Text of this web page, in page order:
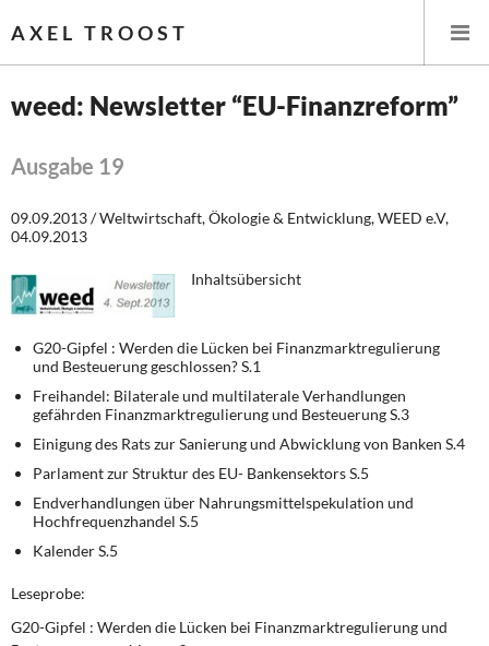
AXEL TROOST
Wirtschaftspolitik
Steuer- und Finanzpolitik
Öffentliche Infrastruktur und Daseinsvorsorge
Eurokrise und Griechenland
DIE LINKE
Weitere Themen
Memo-Gruppe
weed: Newsletter “EU-Finanzreform”
Ausgabe 19
09.09.2013 / Weltwirtschaft, Ökologie & Entwicklung, WEED e.V,
04.09.2013
Inhaltsübersicht
G20-Gipfel : Werden die Lücken bei Finanzmarktregulierung
und Besteuerung geschlossen? S.1
Freihandel: Bilaterale und multilaterale Verhandlungen
gefährden Finanzmarktregulierung und Besteuerung S.3
Einigung des Rats zur Sanierung und Abwicklung von Banken S.4
Parlament zur Struktur des EU- Bankensektors S.5
Endverhandlungen über Nahrungsmittelspekulation und
Hochfrequenzhandel S.5
Kalender S.5
Leseprobe:
G20-Gipfel : Werden die Lücken bei Finanzmarktregulierung und